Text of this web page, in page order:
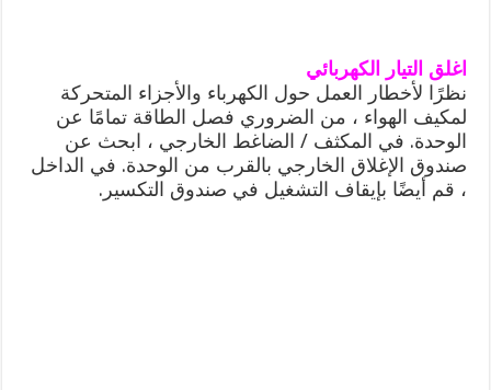
اغلق التيار الكهربائي
نظرًا لأخطار العمل حول الكهرباء والأجزاء المتحركة
لمكيف الهواء ، من الضروري فصل الطاقة تمامًا عن
الوحدة. في المكثف / الضاغط الخارجي ، ابحث عن
صندوق الإغلاق الخارجي بالقرب من الوحدة. في الداخل
، قم أيضًا بإيقاف التشغيل في صندوق التكسير.